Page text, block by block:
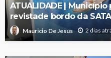
ATUALIDADE |
revistade bordo da SATA
Mauricio De Jesus 2 dias